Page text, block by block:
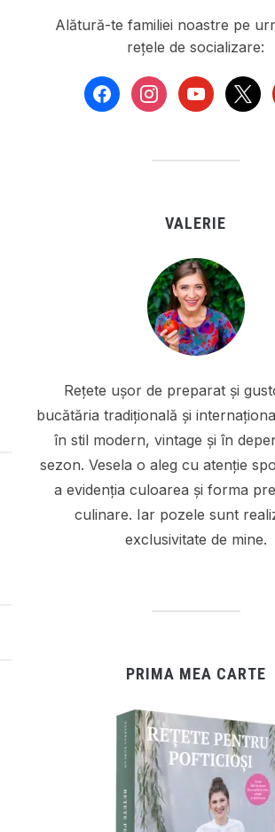
Alătură-te familiei noastre pe
rețele de socializare:
facebookinstagramyoutube
x
VALERIE
Rețete ușor de preparat și
bucătăria tradițională și
în stil modern, vintage și în
sezon. Vesela o aleg cu atenție
a evidenția culoarea și forma
culinare. Iar pozele sunt
exclusivitate de mine.
PRIMA MEA CARTE